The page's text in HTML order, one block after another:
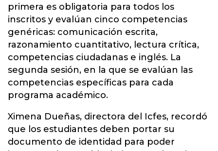
primera es obligatoria para todos los
inscritos y evalúan cinco competencias
genéricas: comunicación escrita,
razonamiento cuantitativo, lectura crítica,
competencias ciudadanas e inglés. La
segunda sesión, en la que se evalúan las
competencias específicas para cada
programa académico.
Ximena Dueñas, directora del Icfes, recordó
que los estudiantes deben portar su
documento de identidad para poder